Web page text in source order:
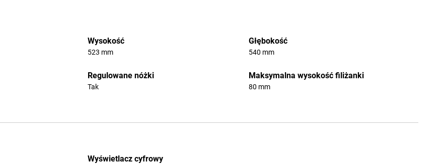
Wysokość
523 mm
Głębokość
540 mm
Regulowane nóżki
Tak
Maksymalna wysokość filiżanki
80 mm
Wyświetlacz cyfrowy
Subskrybuj newsletter